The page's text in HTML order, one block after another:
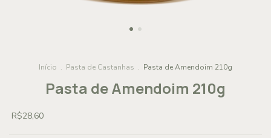
Início . Pasta de Castanhas . Pasta de Amendoim 210g
Pasta de Amendoim 210g
R$28,60